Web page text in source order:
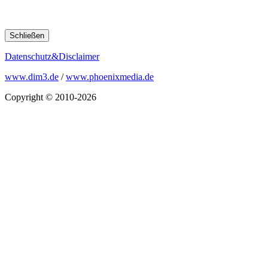
Schließen
Datenschutz&Disclaimer
www.dim3.de /www.phoenixmedia.de
Copyright © 2010-2026